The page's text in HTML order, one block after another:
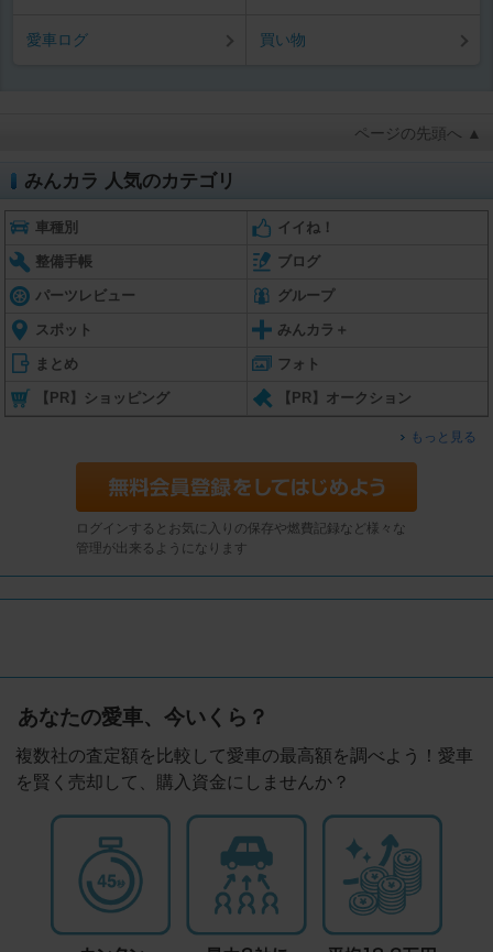
愛車ログ 買い物
ページの先頭へ ▲
みんカラ 人気のカテゴリ
車種別 イイね！
整備手帳 ブログ
パーツレビュー グループ
スポット みんカラ＋
まとめ フォト
【PR】ショッピング 【PR】オークション
もっと見る
ログインするとお気に入りの保存や燃費記録など様々な
管理が出来るようになります
あなたの愛車、今いくら？
複数社の査定額を比較して愛車の最高額を調べよう！愛車
を賢く売却して、購入資金にしませんか？